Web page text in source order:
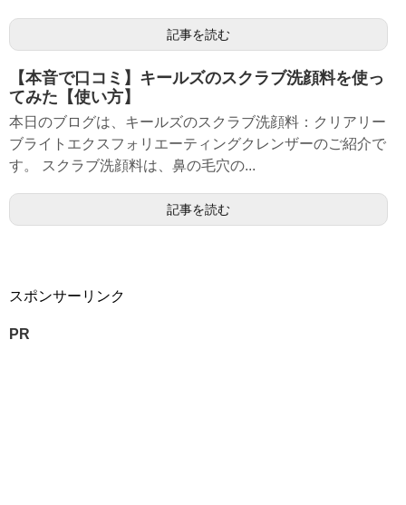
記事を読む
【本音で口コミ】キールズのスクラブ洗顔料を使っ
てみた【使い方】
本日のブログは、キールズのスクラブ洗顔料：クリアリー
ブライトエクスフォリエーティングクレンザーのご紹介で
す。 スクラブ洗顔料は、鼻の毛穴の...
記事を読む
スポンサーリンク
PR